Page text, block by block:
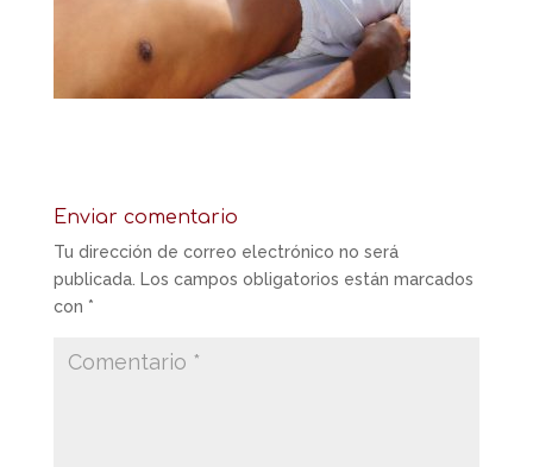
Enviar comentario
Tu dirección de correo electrónico no será
publicada. Los campos obligatorios están marcados
con *